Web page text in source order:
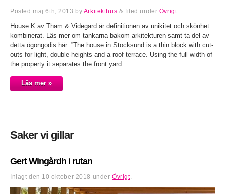
Posted maj 6th, 2013 by Arkitekthus & filed under Övrigt.
House K av Tham & Videgård är definitionen av unikitet och skönhet
kombinerat. Läs mer om tankarna bakom arkitekturen samt ta del av
detta ögongodis här: ”The house in Stocksund is a thin block with cut-
outs for light, double-heights and a roof terrace. Using the full width of
the property it separates the front yard
Läs mer »
Saker vi gillar
Gert Wingårdh i rutan
Inlagt den 10 oktober 2018 underÖvrigt.